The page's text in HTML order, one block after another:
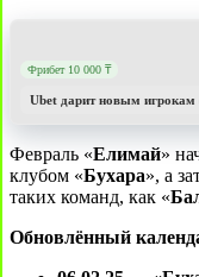
Фрибет 10 000 ₸
Ubet дарит новым игрокам
Февраль «Елимай»
клубом «Бухара», а
таких команд, как «
Обновлённый